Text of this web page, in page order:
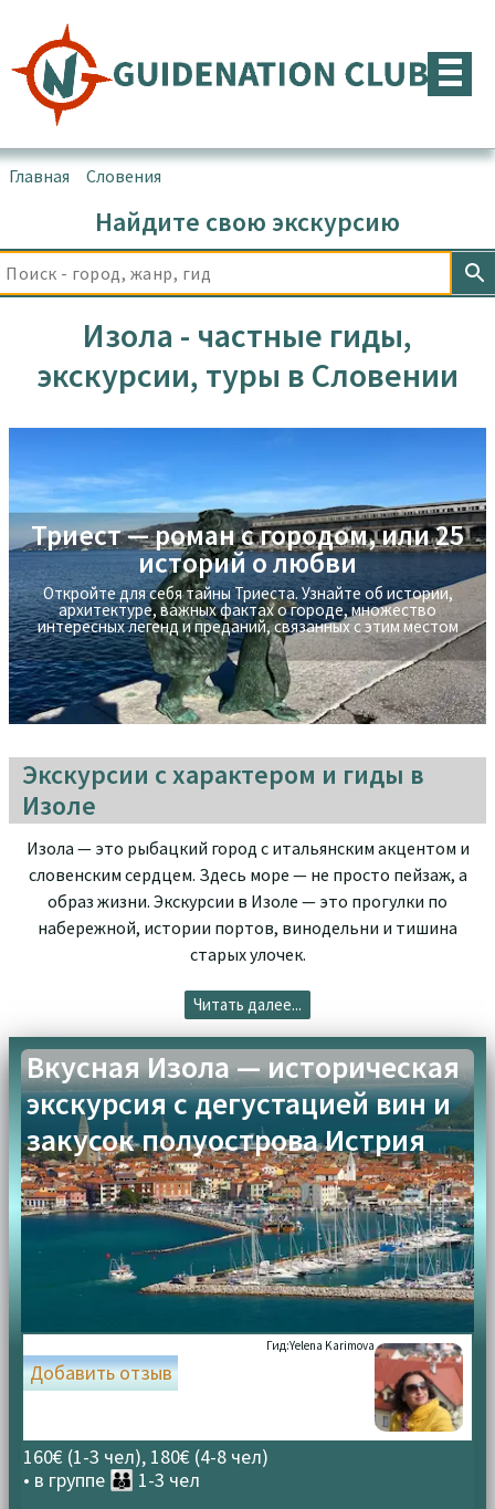
содержимому
Главная Словения
Найдите свою экскурсию
Изола - частные гиды,
экскурсии, туры в Словении
Экскурсия на яхте в Стамбуле -
прогулка по Босфору
Экскурсия на яхте в Стамбуле - прогулка по Босфору
Триест — роман с городом, или 25
историй о любви
Откройте для себя тайны Триеста. Узнайте об истории,
архитектуре, важных фактах о городе, множествo
интересных легенд и преданий, связанных с этим местом
Экскурсии с характером и гиды в
Изоле
Изола — это рыбацкий город с итальянским акцентом и
словенским сердцем. Здесь море — не просто пейзаж, а
образ жизни. Экскурсии в Изоле — это прогулки по
набережной, истории портов, винодельни и тишина
старых улочек.
Читать далее...
Вкусная Изола — историческая
экскурсия с дегустацией вин и
закусок полуострова Истрия
Гид:Yelena Karimova
160€ (1-3 чел), 180€ (4-8 чел)
• в группе 👪 1-3 чел
Добавить отзыв